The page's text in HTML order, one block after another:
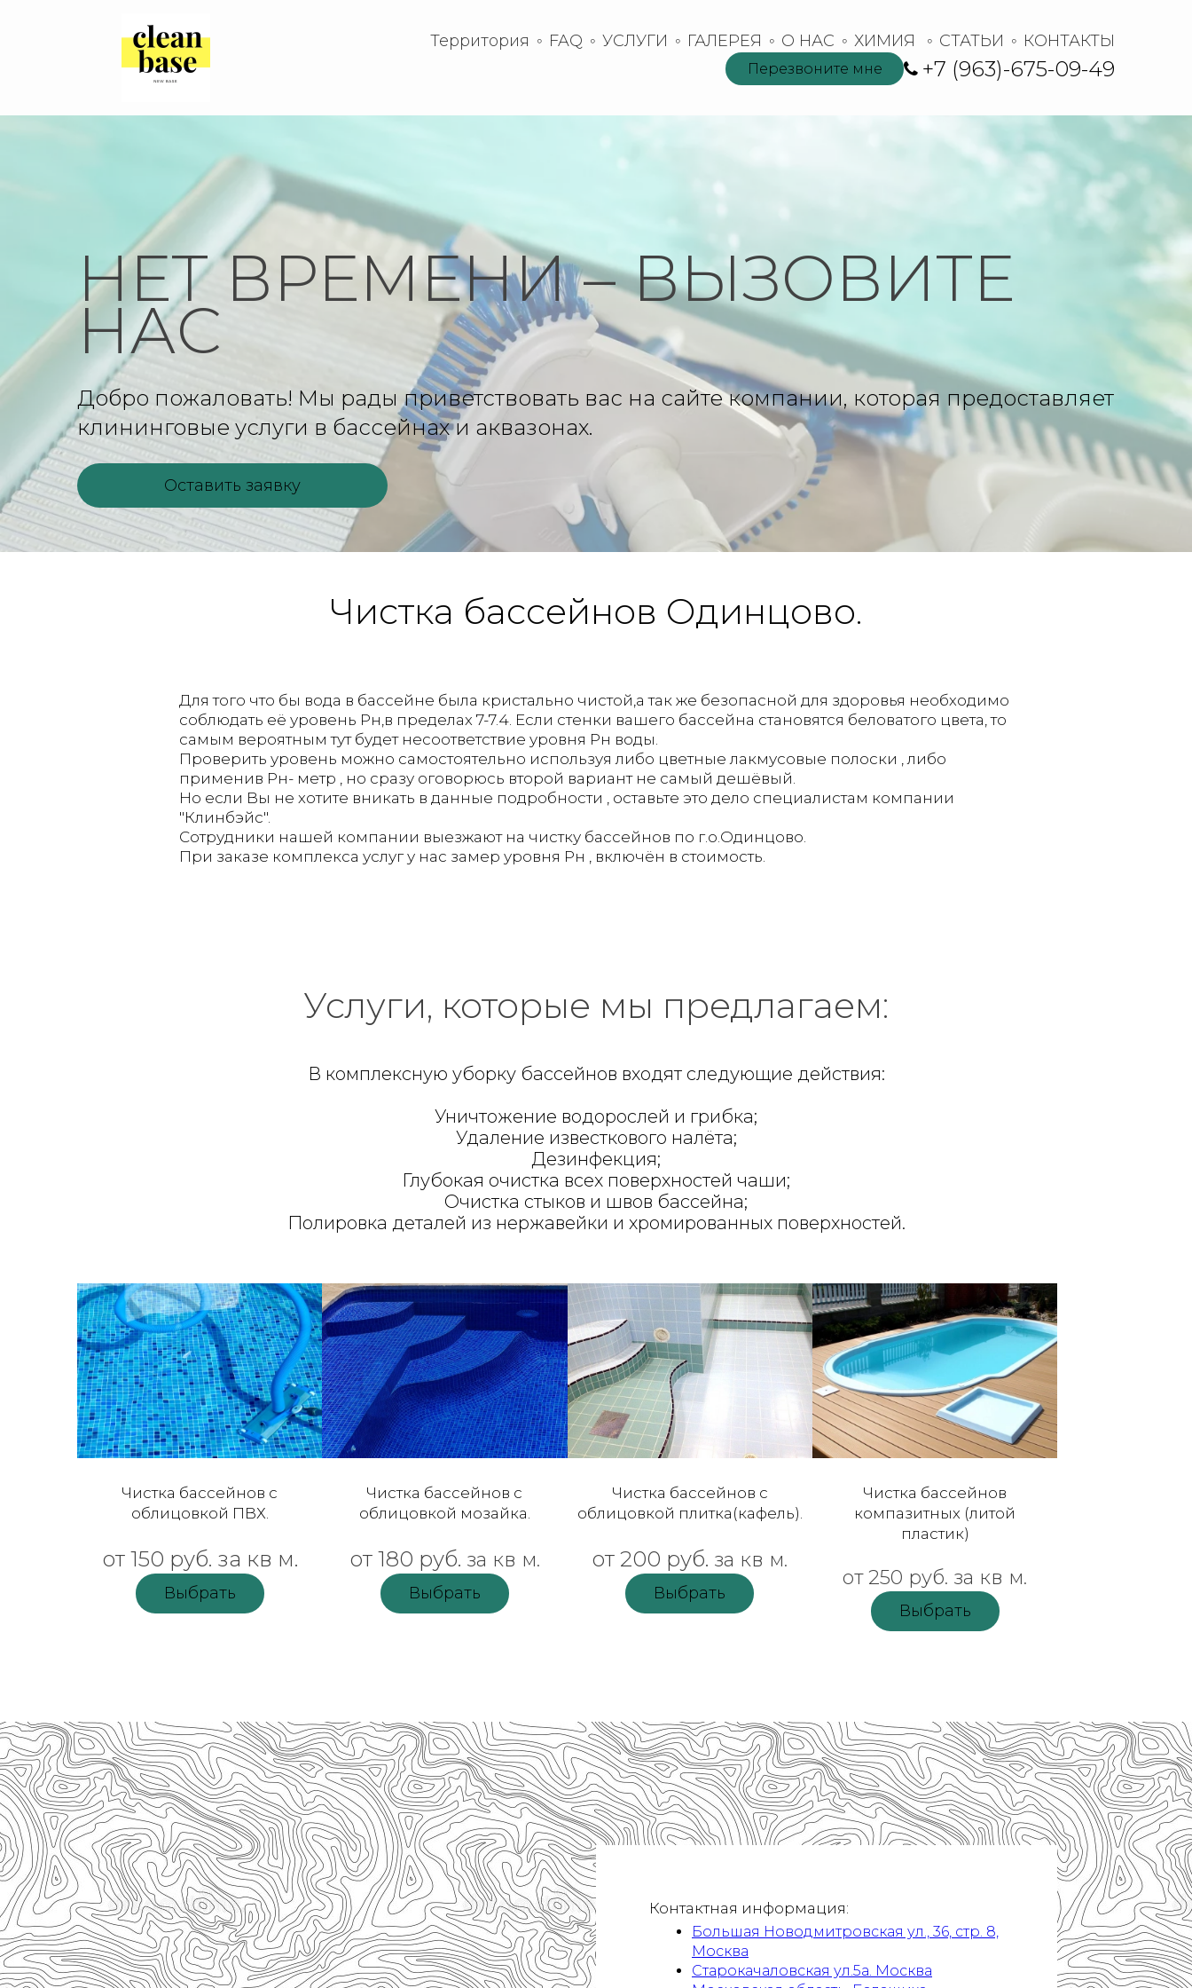
+7 (963)-675-09-49
Перезвоните мне
Территория FAQ УСЛУГИ ГАЛЕРЕЯ О НАС ХИМИЯ СТАТЬИ КОНТАКТЫ
НЕТ ВРЕМЕНИ – ВЫЗОВИТЕ
НАС
Добро пожаловать! Мы рады приветствовать вас на сайте компании, которая предоставляет
клининговые услуги в бассейнах и аквазонах.
Оставить заявку
Чистка бассейнов Одинцово.
Для того что бы вода в бассейне была кристально чистой,а так же безопасной для здоровья необходимо
соблюдать её уровень Рн,в пределах 7-7.4. Если стенки вашего бассейна становятся беловатого цвета, то
самым вероятным тут будет несоответствие уровня Рн воды.
Проверить уровень можно самостоятельно используя либо цветные лакмусовые полоски , либо
применив Рн- метр , но сразу оговорюсь второй вариант не самый дешёвый.
Но если Вы не хотите вникать в данные подробности , оставьте это дело специалистам компании
"Клинбэйс".
Сотрудники нашей компании выезжают на чистку бассейнов по г.о.Одинцово.
При заказе комплекса услуг у нас замер уровня Рн , включён в стоимость.
Услуги, которые мы предлагаем:
В комплексную уборку бассейнов входят следующие действия:
Уничтожение водорослей и грибка;
Удаление известкового налёта;
Дезинфекция;
Глубокая очистка всех поверхностей чаши;
Очистка стыков и швов бассейна;
Полировка деталей из нержавейки и хромированных поверхностей.
Чистка бассейнов с
облицовкой ПВХ.
от 150 руб. за кв м.
Выбрать
Чистка бассейнов с
облицовкой мозайка.
от 180 руб. за кв м.
Выбрать
Чистка бассейнов с
облицовкой плитка(кафель).
от 200 руб. за кв м.
Выбрать
Чистка бассейнов
компазитных (литой
пластик)
от 250 руб. за кв м.
Выбрать
Контактная информация:
Большая Новодмитровская ул., 36, стр. 8,
Москва
Старокачаловская ул.5а. Москва